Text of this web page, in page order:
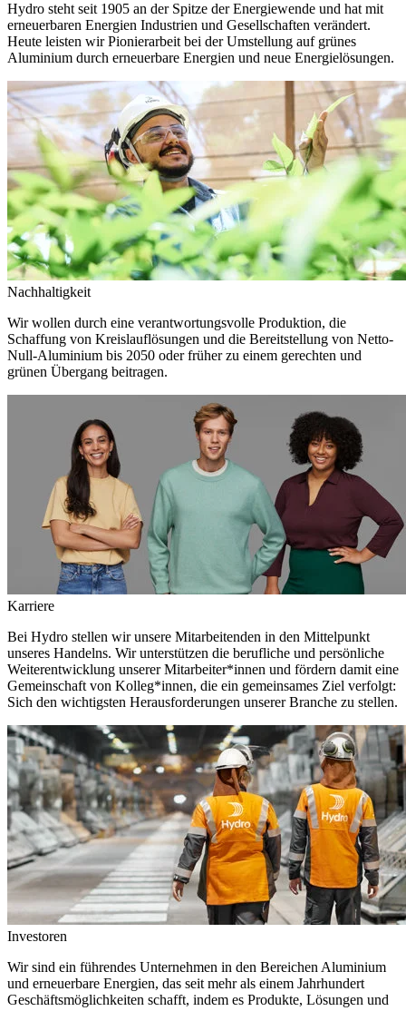
Hydro steht seit 1905 an der Spitze der Energiewende und hat mit
erneuerbaren Energien Industrien und Gesellschaften verändert.
Heute leisten wir Pionierarbeit bei der Umstellung auf grünes
Aluminium durch erneuerbare Energien und neue Energielösungen.
Nachhaltigkeit
Wir wollen durch eine verantwortungsvolle Produktion, die
Schaffung von Kreislauflösungen und die Bereitstellung von Netto-
Null-Aluminium bis 2050 oder früher zu einem gerechten und
grünen Übergang beitragen.
Karriere
Bei Hydro stellen wir unsere Mitarbeitenden in den Mittelpunkt
unseres Handelns. Wir unterstützen die berufliche und persönliche
Weiterentwicklung unserer Mitarbeiter*innen und fördern damit eine
Gemeinschaft von Kolleg*innen, die ein gemeinsames Ziel verfolgt:
Sich den wichtigsten Herausforderungen unserer Branche zu stellen.
Investoren
Wir sind ein führendes Unternehmen in den Bereichen Aluminium
und erneuerbare Energien, das seit mehr als einem Jahrhundert
Geschäftsmöglichkeiten schafft, indem es Produkte, Lösungen und